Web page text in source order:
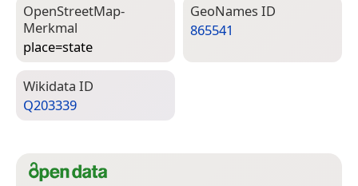
Open­Street­Map-
Merkmal
place=­state
Geo­Names ID
865541
Wiki­data ID
Q203339